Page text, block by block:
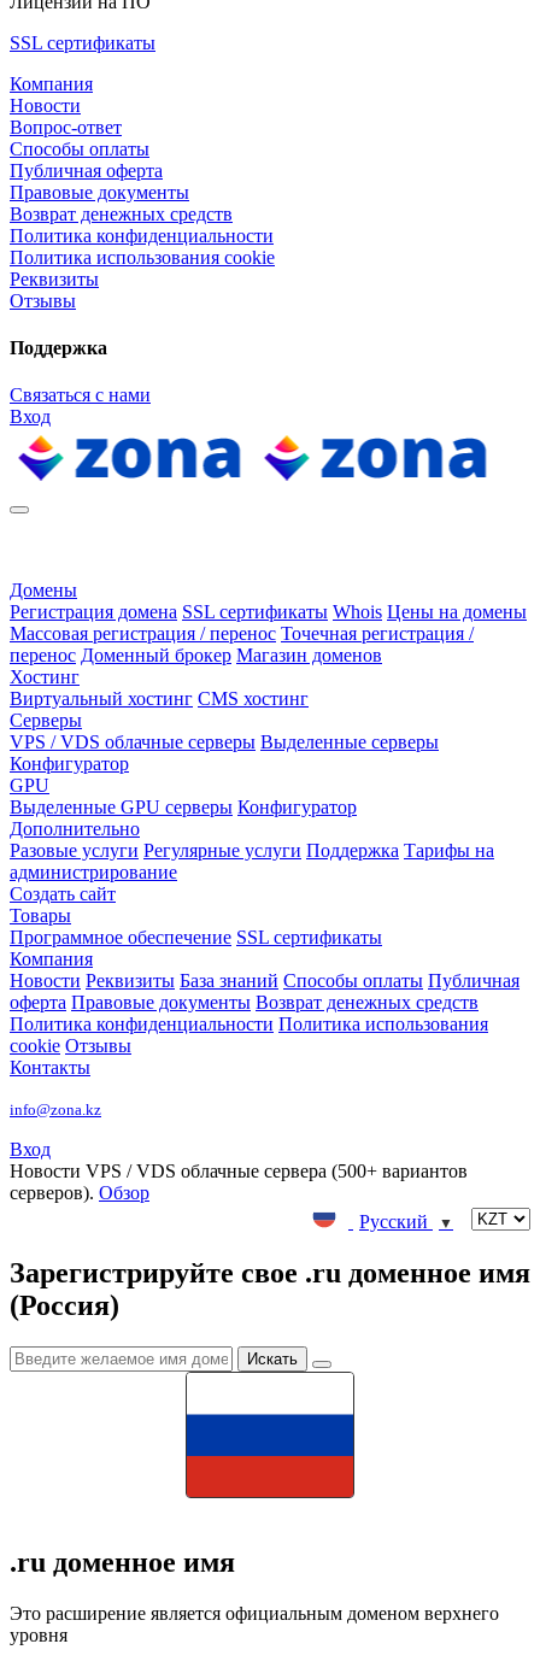
SSL сертификаты
Компания
Новости
Вопрос-ответ
Способы оплаты
Публичная оферта
Правовые документы
Возврат денежных средств
Политика конфиденциальности
Политика использования cookie
Реквизиты
Отзывы
Поддержка
Связаться с нами
Вход
Домены
Регистрация домена SSL сертификаты Whois Цены на домены
Массовая регистрация / перенос Точечная регистрация /
перенос Доменный брокер Магазин доменов
Хостинг
Виртуальный хостинг CMS хостинг
Серверы
VPS / VDS облачные серверы Выделенные серверы
Конфигуратор
GPU
Выделенные GPU серверы Конфигуратор
Дополнительно
Разовые услуги Регулярные услуги Поддержка Тарифы на
администрирование
Создать сайт
Товары
Программное обеспечение SSL сертификаты
Компания
Новости Реквизиты База знаний Способы оплаты Публичная
оферта Правовые документы Возврат денежных средств
Политика конфиденциальности Политика использования
cookie Отзывы
Контакты
info@zona.kz
Вход
Новости VPS / VDS облачные сервера (500+ вариантов
серверов). Обзор
Русский
▼
Зарегистрируйте свое .ru доменное имя
(Россия)
.ru доменное имя
Это расширение является официальным доменом верхнего
уровня